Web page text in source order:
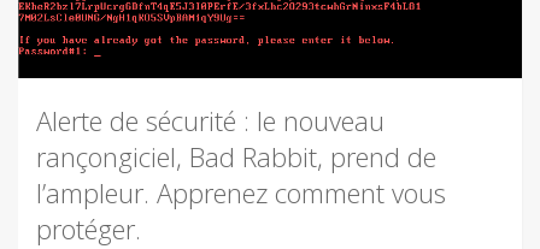
Alerte de sécurité : le nouveau
rançongiciel, Bad Rabbit, prend de
l’ampleur. Apprenez comment vous
protéger.